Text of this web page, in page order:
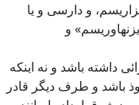
و دارسی و یا
و
داشته باشد و نه اینکه
باشد و طرف دیگر قادر